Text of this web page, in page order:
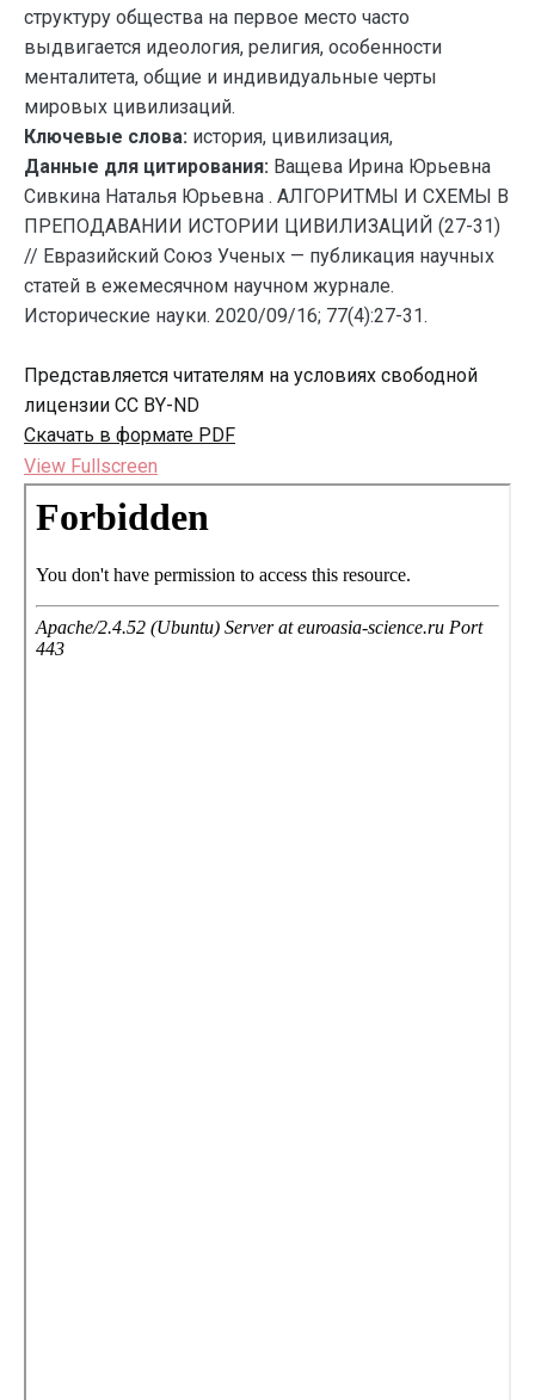
структуру общества на первое место часто
выдвигается идеология, религия, особенности
менталитета, общие и индивидуальные черты
мировых цивилизаций.
Ключевые слова: история, цивилизация,
Данные для цитирования: Ващева Ирина Юрьевна
Сивкина Наталья Юрьевна . АЛГОРИТМЫ И СХЕМЫ В
ПРЕПОДАВАНИИ ИСТОРИИ ЦИВИЛИЗАЦИЙ (27-31)
// Евразийский Союз Ученых — публикация научных
статей в ежемесячном научном журнале.
Исторические науки. 2020/09/16; 77(4):27-31.
Представляется читателям на условиях свободной
лицензии CC BY-ND
Скачать в формате PDF
View Fullscreen
Перейти
содержимому